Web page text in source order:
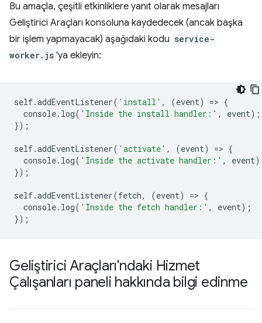
Bu amaçla, çeşitli etkinliklere yanıt olarak mesajları
Geliştirici Araçları konsoluna kaydedecek (ancak başka
bir işlem yapmayacak) aşağıdaki kodu service-
worker.js 'ya ekleyin:
self.addEventListener( 'install' , (event) => {
console. log( 'Inside the install handler:' , event);
});
self.addEventListener( 'activate' , (event) => {
console. log( 'Inside the activate handler:' , event
});
self.addEventListener(fetch, (event) => {
console. log( 'Inside the fetch handler:' , event);
});
Geliştirici Araçları'ndaki Hizmet
Çalışanları paneli hakkında bilgi edinme